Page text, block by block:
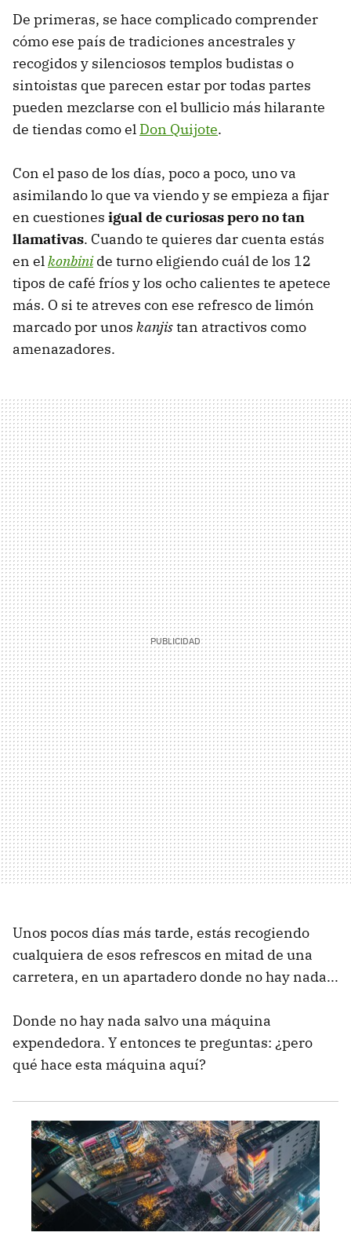
De primeras, se hace complicado comprender
cómo ese país de tradiciones ancestrales y
recogidos y silenciosos templos budistas o
sintoistas que parecen estar por todas partes
pueden mezclarse con el bullicio más hilarante
de tiendas como el Don Quijote.
Con el paso de los días, poco a poco, uno va
asimilando lo que va viendo y se empieza a fijar
en cuestiones igual de curiosas pero no tan
llamativas. Cuando te quieres dar cuenta estás
en elkonbinide turno eligiendo cuál de los 12
tipos de café fríos y los ocho calientes te apetece
más. O si te atreves con ese refresco de limón
marcado por unos kanjistan atractivos como
amenazadores.
Unos pocos días más tarde, estás recogiendo
cualquiera de esos refrescos en mitad de una
carretera, en un apartadero donde no hay nada...
Donde no hay nada salvo una máquina
expendedora. Y entonces te preguntas: ¿pero
qué hace esta máquina aquí?